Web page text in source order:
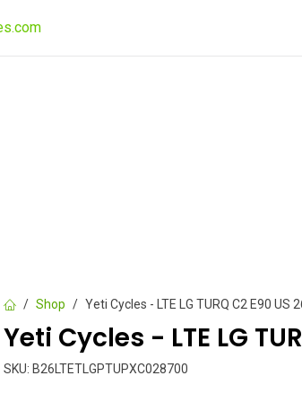
Shop Yeti Cycles - LTE LG TURQ C2 E90 US
Yeti Cycles - LTE LG
SKU: B26LTETLGPTUPXC028700